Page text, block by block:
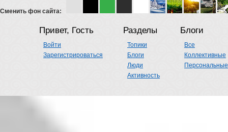
Сменить фон сайта:
Привет, Гость
Войти
Зарегистрироваться
Разделы
Топики
Блоги
Люди
Активность
Блоги
Все
Коллективные
Персональные